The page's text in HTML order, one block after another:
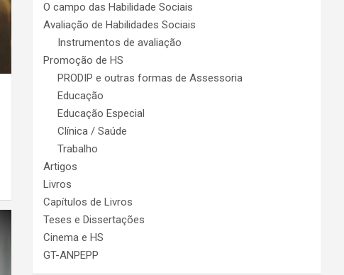
O campo das Habilidade Sociais
Avaliação de Habilidades Sociais
Instrumentos de avaliação
Promoção de HS
PRODIP e outras formas de Assessoria
Educação
Educação Especial
Clínica / Saúde
Trabalho
Artigos
Livros
Capítulos de Livros
Teses e Dissertações
Cinema e HS
GT-ANPEPP